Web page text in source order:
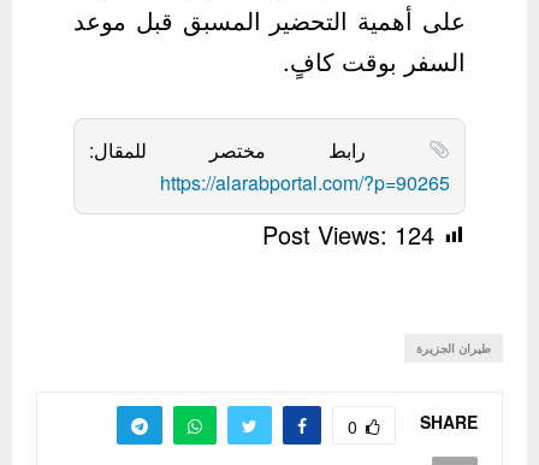
على أهمية التحضير المسبق قبل موعد
السفر بوقت كافٍ.
رابط مختصر للمقال:
https://alarabportal.com/?p=90265
Post Views: 124
طيران الجزيرة
SHARE
0